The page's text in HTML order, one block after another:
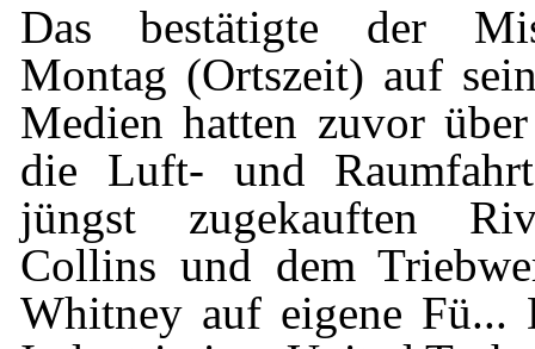
Das bestätigte der
Montag (Ortszeit) auf
Medien hatten zuvor
die Luft- und
jüngst zugekauften
Collins und dem
Whitney auf eigene Fü...